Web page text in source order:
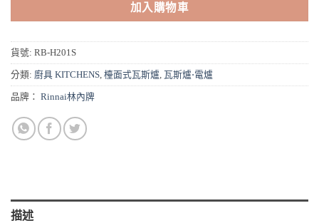
加入購物車
貨號: RB-H201S
分類: 廚具 KITCHENS, 檯面式瓦斯爐, 瓦斯爐⋅電爐
品牌： Rinnai林內牌
描述